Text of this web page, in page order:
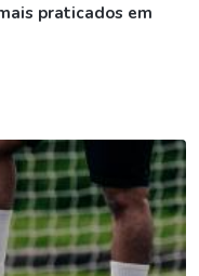
praticados em